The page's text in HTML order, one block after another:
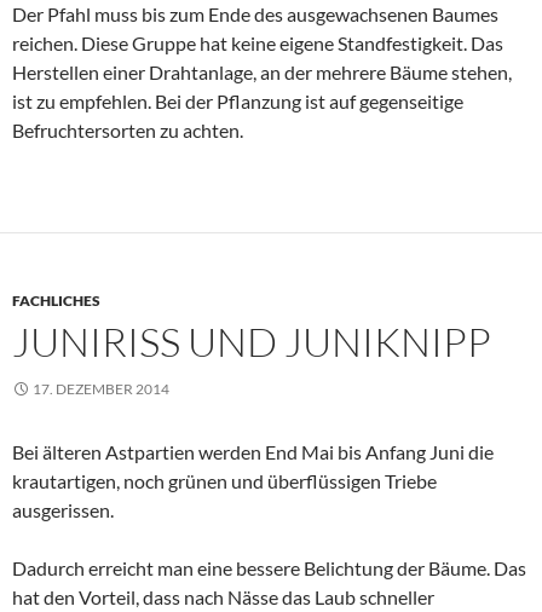
Der Pfahl muss bis zum Ende des ausgewachsenen Baumes
reichen. Diese Gruppe hat keine eigene Standfestigkeit. Das
Herstellen einer Drahtanlage, an der mehrere Bäume stehen,
ist zu empfehlen. Bei der Pflanzung ist auf gegenseitige
Befruchtersorten zu achten.
FACHLICHES
JUNIRISS UND JUNIKNIPP
17. DEZEMBER 2014
Bei älteren Astpartien werden End Mai bis Anfang Juni die
krautartigen, noch grünen und überflüssigen Triebe
ausgerissen.
Dadurch erreicht man eine bessere Belichtung der Bäume. Das
hat den Vorteil, dass nach Nässe das Laub schneller